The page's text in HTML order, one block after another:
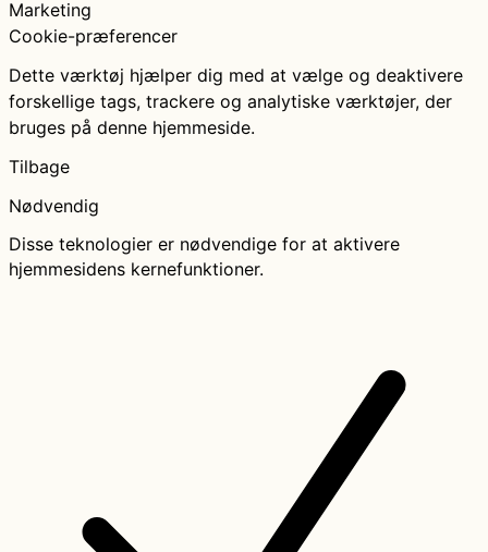
Marketing
Cookie-præferencer
Dette værktøj hjælper dig med at vælge og deaktivere
forskellige tags, trackere og analytiske værktøjer, der
bruges på denne hjemmeside.
Tilbage
Nødvendig
Disse teknologier er nødvendige for at aktivere
hjemmesidens kernefunktioner.